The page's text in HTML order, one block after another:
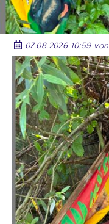
07.08.2026 10:59 von